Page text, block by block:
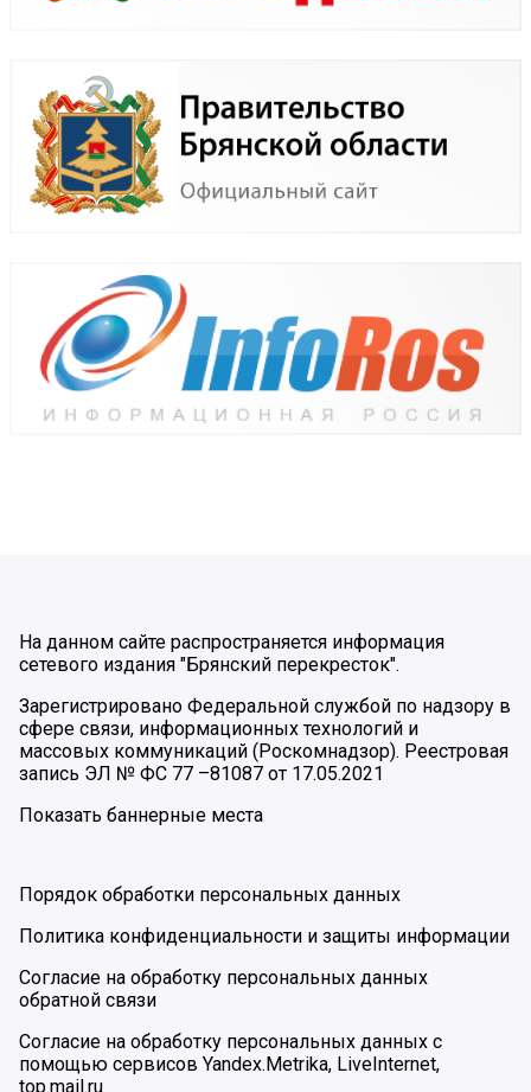
На данном сайте распространяется информация
сетевого издания "Брянский перекресток".
Зарегистрировано Федеральной службой по надзору в
сфере связи, информационных технологий и
массовых коммуникаций (Роскомнадзор). Реестровая
запись ЭЛ № ФС 77 –81087 от 17.05.2021
Показать баннерные места
Порядок обработки персональных данных
Политика конфиденциальности и защиты информации
Согласие на обработку персональных данных
обратной связи
Согласие на обработку персональных данных с
помощью сервисов Yandex.Metrika, LiveInternet,
top.mail.ru